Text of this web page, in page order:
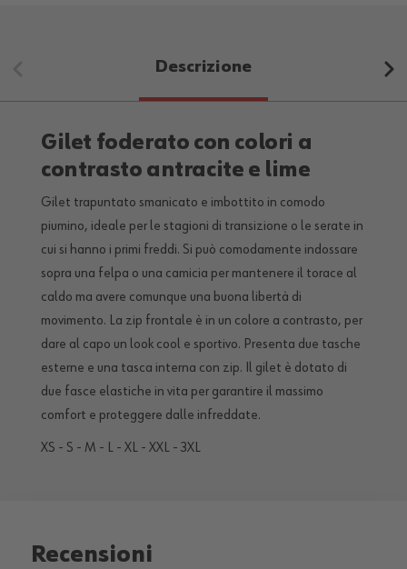
Descrizione
Gilet foderato con colori a
contrasto antracite e lime
Gilet trapuntato smanicato e imbottito in comodo
piumino, ideale per le stagioni di transizione o le serate in
cui si hanno i primi freddi. Si può comodamente indossare
sopra una felpa o una camicia per mantenere il torace al
caldo ma avere comunque una buona libertà di
movimento. La zip frontale è in un colore a contrasto, per
dare al capo un look cool e sportivo. Presenta due tasche
esterne e una tasca interna con zip. Il gilet è dotato di
due fasce elastiche in vita per garantire il massimo
comfort e proteggere dalle infreddate.
XS - S - M - L - XL - XXL - 3XL
Recensioni